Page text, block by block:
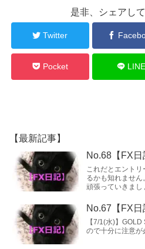
是非、シェアし
Twitter
Pocket LINE
【最新記事】
No.68【FX日
これだとエント
るかも知れません
頑張っていきまし
No.67【FX日
【7/1(水)】
ので十分に注意が